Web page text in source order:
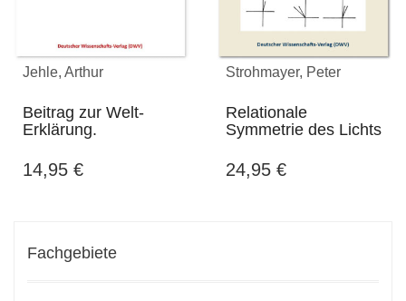
Jehle, Arthur
Beitrag zur Welt-
Erklärung.
14,95 €
Strohmayer, Peter
Relationale
Symmetrie des Lichts
24,95 €
Fachgebiete